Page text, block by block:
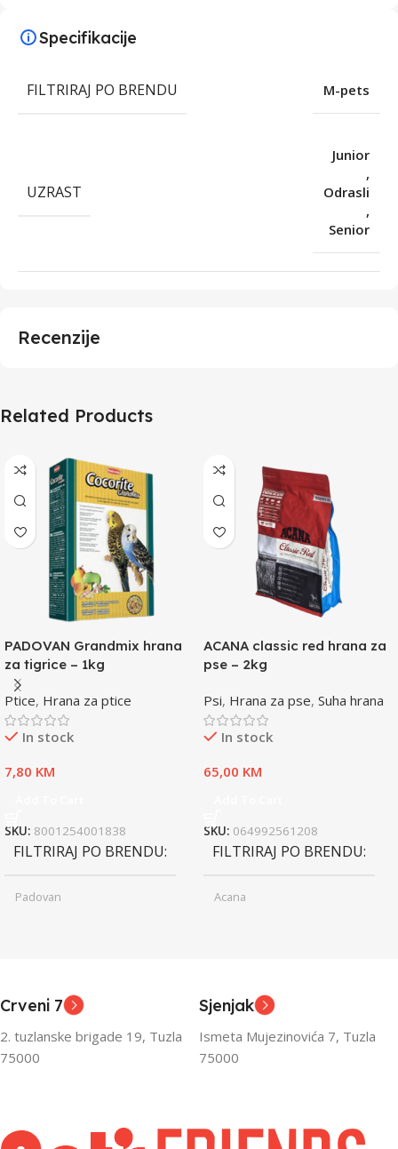
Specifikacije
FILTRIRAJ PO BRENDU M-pets
UZRAST
Junior
,
Odrasli
,
Senior
Recenzije
Related Products
PADOVAN Grandmix hrana
za tigrice – 1kg
Ptice, Hrana za ptice
In stock
7,80 KM
SKU: 8001254001838
FILTRIRAJ PO BRENDU
Padovan
FILTRIRAJ PO TEŽINI
1kg – 3kg
ACANA classic red hrana za
pse – 2kg
Psi, Hrana za pse, Suha hrana
In stock
65,00 KM
SKU: 064992561208
FILTRIRAJ PO BRENDU
Acana
FILTRIRAJ PO TEŽINI
Crveni 7
2. tuzlanske brigade 19, Tuzla
75000
Sjenjak
Ismeta Mujezinovića 7, Tuzla
75000